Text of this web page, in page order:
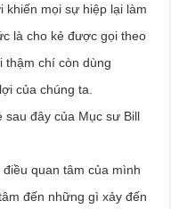
khiến mọi sự hiệp lại làm
là cho kẻ được gọi theo
thậm chí còn dùng
của chúng ta.
sau đây của Mục sư Bill
quan tâm của mình
đến những gì xảy đến